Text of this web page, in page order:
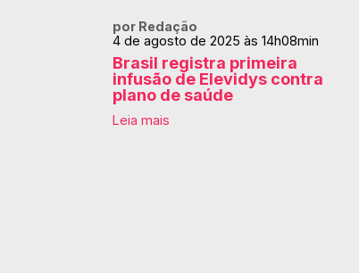
por Redação
4 de agosto de 2025 às 14h08min
Brasil registra primeira
infusão de Elevidys contra
plano de saúde
Leia mais